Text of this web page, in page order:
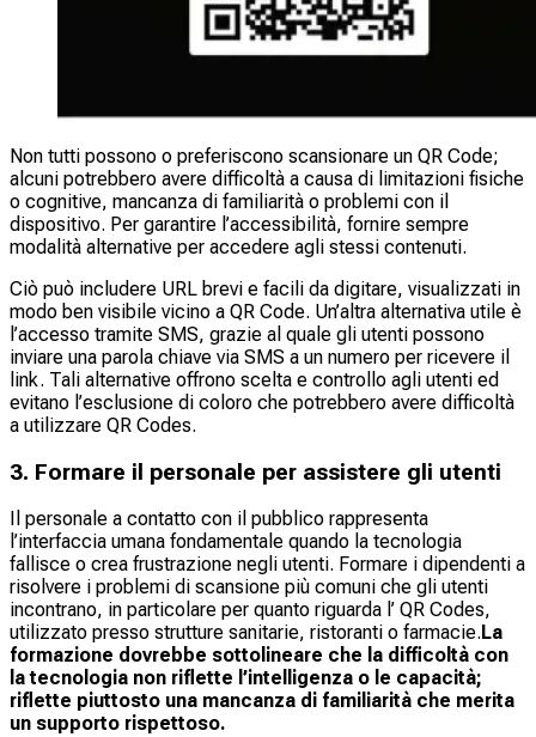
Non tutti possono o preferiscono scansionare un QR Code;
alcuni potrebbero avere difficoltà a causa di limitazioni fisiche
o cognitive, mancanza di familiarità o problemi con il
dispositivo. Per garantire l’accessibilità, fornire sempre
modalità alternative per accedere agli stessi contenuti.
Ciò può includere URL brevi e facili da digitare, visualizzati in
modo ben visibile vicino a QR Code. Un’altra alternativa utile è
l’accesso tramite SMS, grazie al quale gli utenti possono
inviare una parola chiave via SMS a un numero per ricevere il
link. Tali alternative offrono scelta e controllo agli utenti ed
evitano l’esclusione di coloro che potrebbero avere difficoltà
a utilizzare QR Codes.
3. Formare il personale per assistere gli utenti
Il personale a contatto con il pubblico rappresenta
l’interfaccia umana fondamentale quando la tecnologia
fallisce o crea frustrazione negli utenti. Formare i dipendenti a
risolvere i problemi di scansione più comuni che gli utenti
incontrano, in particolare per quanto riguarda l’ QR Codes,
utilizzato presso strutture sanitarie, ristoranti o farmacie. La
formazione dovrebbe sottolineare che la difficoltà con
la tecnologia non riflette l’intelligenza o le capacità;
riflette piuttosto una mancanza di familiarità che merita
un supporto rispettoso.​